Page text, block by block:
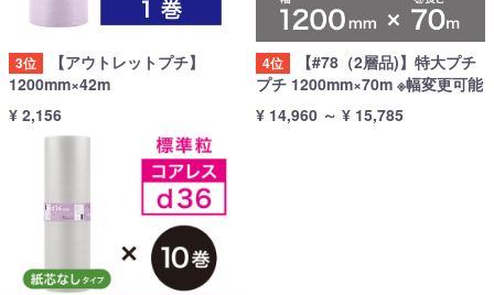
3位
【アウトレットプチ】
1200mm×42m
¥ 2,156
4位
【#78（2層品)】特大プチ
プチ 1200mm×70m ※幅変更可能
¥ 14,960 ～ ¥ 15,785